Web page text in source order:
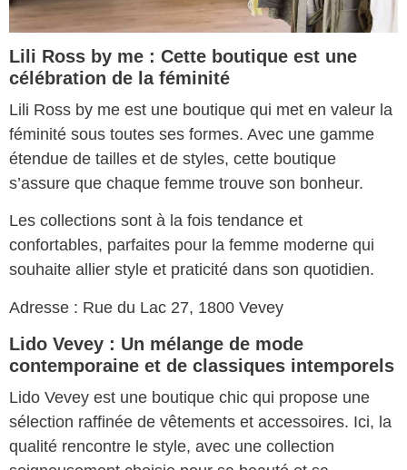
Lili Ross by me : Cette boutique est une
célébration de la féminité
Lili Ross by me est une boutique qui met en valeur la
féminité sous toutes ses formes. Avec une gamme
étendue de tailles et de styles, cette boutique
s’assure que chaque femme trouve son bonheur.
Les collections sont à la fois tendance et
confortables, parfaites pour la femme moderne qui
souhaite allier style et praticité dans son quotidien.
Adresse : Rue du Lac 27, 1800 Vevey
Lido Vevey : Un mélange de mode
contemporaine et de classiques intemporels
Lido Vevey est une boutique chic qui propose une
sélection raffinée de vêtements et accessoires. Ici, la
qualité rencontre le style, avec une collection